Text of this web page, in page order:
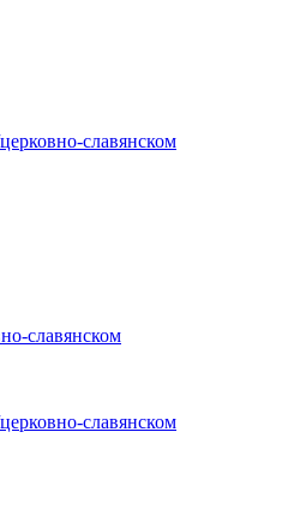
славянском
славянском
славянском